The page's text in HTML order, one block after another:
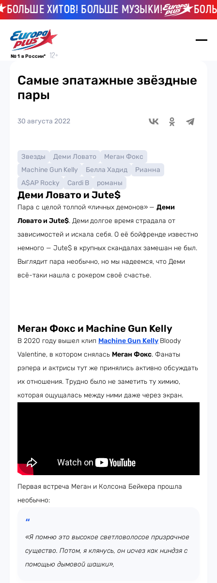
ХИТОВ! БОЛЬШЕ МУЗЫКИ!
№ 1 в России*
Самые эпатажные звёздные
пары
30 августа 2022
Звезды Деми Ловато
Меган Фокс
Machine Gun Kelly
Белла Хадид
Рианна
A$AP Rocky
Cardi B романы
Деми Ловато и Jute$
Пара с целой толпой «личных демонов» — Деми
Ловато и Jute$. Демидолгое время страдала от
зависимостей и искала себя. О её бойфренде известно
немного — Jute$ в крупных скандалах замешан не был.
Выглядит пара необычно, но мы надеемся, что Деми
всё-таки нашла с рокером своё счастье.
Меган Фокс и Machine Gun Kelly
В 2020 году вышел клип Machine Gun Kelly Bloody
Valentine, в котором снялась Меган Фокс. Фанаты
рэпера и актрисы тут же принялись активно обсуждать
их отношения. Трудно было не заметить ту химию,
которая ощущалась между ними даже через экран.
Первая встреча Меган и Колсона Бейкера прошла
необычно:
«Я помню это высокое светловолосое призрачное
существо. Потом, я клянусь, он исчез как ниндзя с
помощью дымовой шашки»,